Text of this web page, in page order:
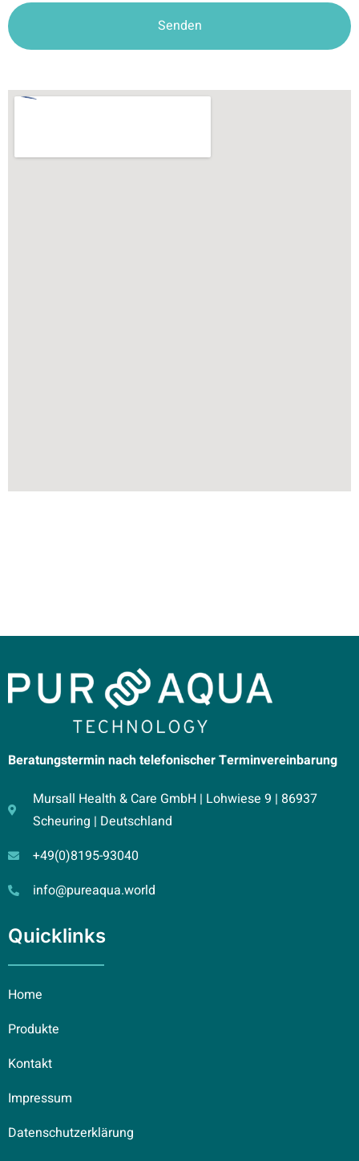
Senden
Beratungstermin nach telefonischer Terminvereinbarung
Mursall Health & Care GmbH | Lohwiese 9 | 86937
Scheuring | Deutschland
+49(0)8195-93040
info@pureaqua.world
Quicklinks
Home
Produkte
Kontakt
Impressum
Datenschutzerklärung